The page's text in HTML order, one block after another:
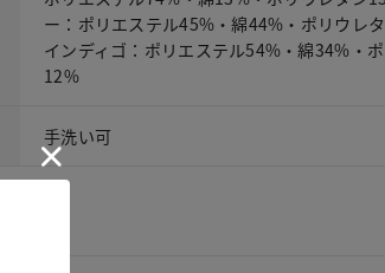
ー：ポリエステル45%・綿44%・ポリウレ
インディゴ：ポリエステル54%・綿34%・
12%
手洗い可